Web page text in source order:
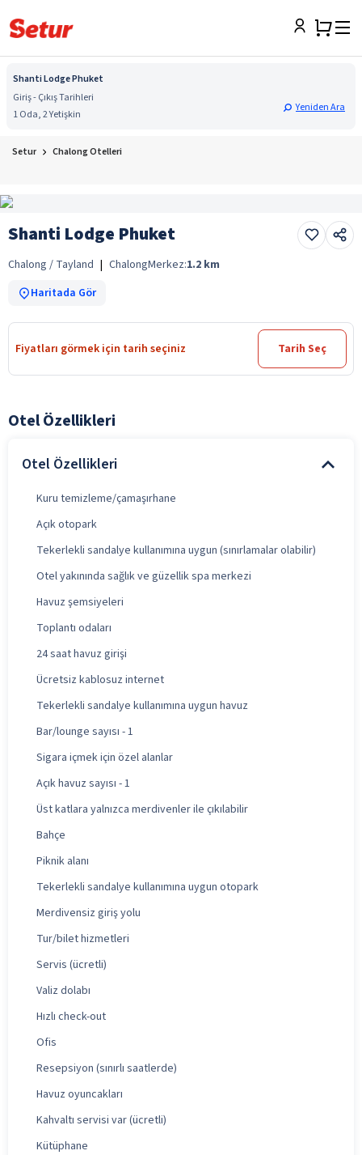
Shanti Lodge Phuket
Giriş - Çıkış Tarihleri
1 Oda, 2 Yetişkin
Yeniden Ara
Setur Chalong Otelleri
Shanti Lodge Phuket
Chalong / Tayland | ChalongMerkez:1.2 km
Haritada Gör
Fiyatları görmek için tarih seçiniz Tarih Seç
Otel Özellikleri
Otel Özellikleri
Kuru temizleme/çamaşırhane
Açık otopark
Tekerlekli sandalye kullanımına uygun (sınırlamalar olabilir)
Otel yakınında sağlık ve güzellik spa merkezi
Havuz şemsiyeleri
Toplantı odaları
24 saat havuz girişi
Ücretsiz kablosuz internet
Tekerlekli sandalye kullanımına uygun havuz
Bar/lounge sayısı - 1
Sigara içmek için özel alanlar
Açık havuz sayısı - 1
Üst katlara yalnızca merdivenler ile çıkılabilir
Bahçe
Piknik alanı
Tekerlekli sandalye kullanımına uygun otopark
Merdivensiz giriş yolu
Tur/bilet hizmetleri
Servis (ücretli)
Valiz dolabı
Hızlı check-out
Ofis
Resepsiyon (sınırlı saatlerde)
Havuz oyuncakları
Kahvaltı servisi var (ücretli)
Kütüphane